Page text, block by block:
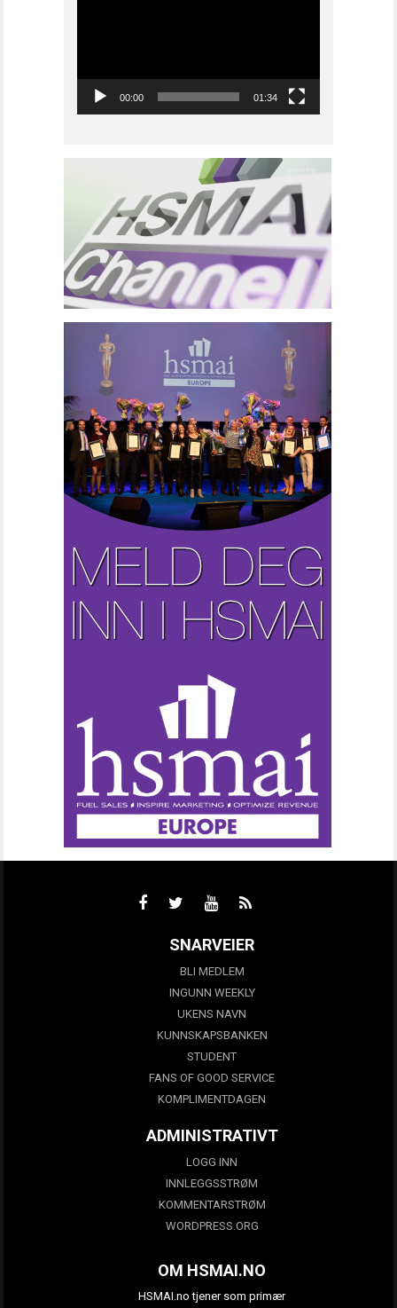
00:00 01:34
SNARVEIER
BLI MEDLEM
INGUNN WEEKLY
UKENS NAVN
KUNNSKAPSBANKEN
STUDENT
FANS OF GOOD SERVICE
KOMPLIMENTDAGEN
ADMINISTRATIVT
LOGG INN
INNLEGGSSTRØM
KOMMENTARSTRØM
WORDPRESS.ORG
OM HSMAI.NO
HSMAI.no tjener som primær